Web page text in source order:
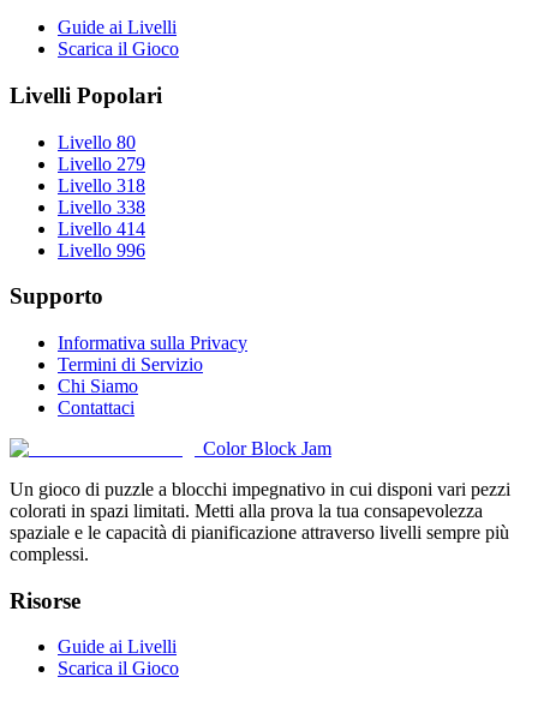
Guide ai Livelli
Scarica il Gioco
Livelli Popolari
Livello 80
Livello 279
Livello 318
Livello 338
Livello 414
Livello 996
Supporto
Informativa sulla Privacy
Termini di Servizio
Chi Siamo
Contattaci
Color Block Jam
Un gioco di puzzle a blocchi impegnativo in cui disponi vari pezzi
colorati in spazi limitati. Metti alla prova la tua consapevolezza
spaziale e le capacità di pianificazione attraverso livelli sempre più
complessi.
Risorse
Guide ai Livelli
Scarica il Gioco